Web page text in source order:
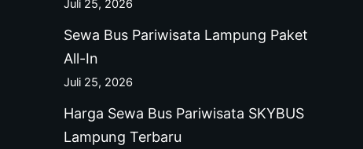
Juli 25, 2026
Sewa Bus Pariwisata Lampung Paket
All-In
Juli 25, 2026
Harga Sewa Bus Pariwisata SKYBUS
Lampung Terbaru